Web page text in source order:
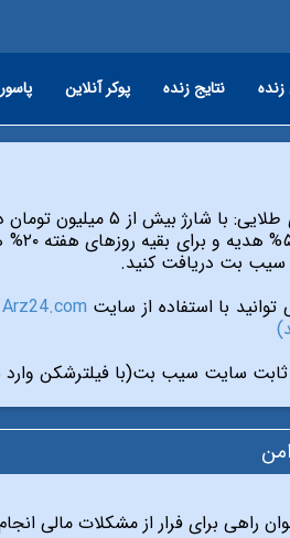
نتایج زنده پوکر آنلاین پاسور
تومان در روزهای دوشنبه،پنج شنبه و جمعه از طریق تمام درگاه های سایت،
سیب بت دریافت کنید.
با استفاده از سایت
سایت سیب بت(با فیلترشکن وارد
راهى براى فرار از مشكلات مالى